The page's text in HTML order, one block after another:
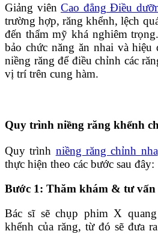
Giảng viên Cao đẳng Điều
trường hợp, răng khểnh, lệch
đến thẩm mỹ khá nghiêm
bảo chức năng ăn nhai và hiệu
niềng răng để điều chỉnh các
vị trí trên cung hàm.
Quy trình niềng răng khểnh
Quy trình niềng răng chỉnh nha
thực hiện theo các bước sau đây:
Bước 1: Thăm khám & tư vấn
Bác sĩ sẽ chụp phim X
khểnh của răng, từ đó sẽ đưa